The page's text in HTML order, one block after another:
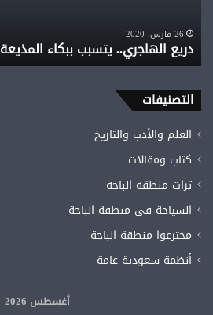
26 مارس، 2020
دريع الهاجري.. يتسبب ببكاء المذيعة
التصنيفات
العلم والأدب والتاريخ
كتاب ومقالات
تراث منطقة الباحة
السياحة في منطقة الباحة
مخترعوا منطقة الباحة
أنظمة سعودية عامة
أغسطس 2026